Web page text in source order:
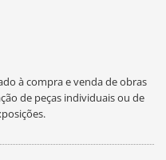
à compra e venda de obras
de peças individuais ou de